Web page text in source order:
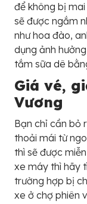
để không bị
sẽ được ngắm
như hoa đào,
dụng ảnh
tắm sữa dê
Giá vé,
Vương
Bạn chỉ cần bỏ
thoải mái từ
thì sẽ được
xe máy thì hãy
trường hợp bị
xe ở chợ phiên